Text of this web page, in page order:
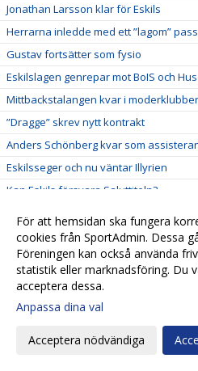
Jonathan Larsson klar för Eskils
Herrarna inledde med ett ”lagom” pass
Gustav fortsätter som fysio
Eskilslagen genrepar mot BoIS och
Mittbackstalangen kvar i
”Dragge” skrev nytt kontrakt
Anders Schönberg kvar som
Eskilsseger och nu väntar Illyrien
Kan Eskils försvara Saluttiteln?
Patrik Ingelsten avslutar sitt
Eskilsminne IF
Endrit Ibishi skrev nytt kontrakt
Rutinerad målvakt klar för Eskils
Hemvändare ny målvaktstränare
Skyttekungen signerade nytt kontrakt
För att hemsidan ska fungera
cookies från SportAdmin. Dessa
Föreningen kan också använda
statistik eller marknadsföring. Du
acceptera dessa.
Anpassa dina val
Acceptera nödvändiga